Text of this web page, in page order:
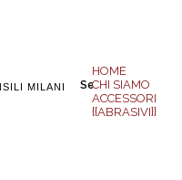
MILANI Search
HOME
CHI SIAMO
ACCESSORI
{{ABRASIVI}}